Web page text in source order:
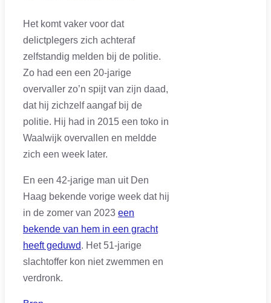
Het komt vaker voor dat
delictplegers zich achteraf
zelfstandig melden bij de politie.
Zo had een een 20-jarige
overvaller zo’n spijt van zijn daad,
dat hij zichzelf aangaf bij de
politie. Hij had in 2015 een toko in
Waalwijk overvallen en meldde
zich een week later.
En een 42-jarige man uit Den
Haag bekende vorige week dat hij
in de zomer van 2023 een
bekende van hem in een gracht
heeft geduwd. Het 51-jarige
slachtoffer kon niet zwemmen en
verdronk.